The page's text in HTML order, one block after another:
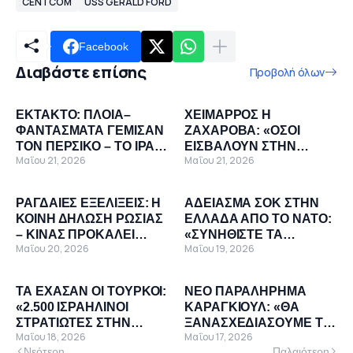
Facebook
Διαβάστε επίσης Προβολή όλων
ΕΚΤΑΚΤΟ: ΠΛΟΙΑ–
ΦΑΝΤΑΣΜΑΤΑ ΓΕΜΙΣΑΝ
ΤΟΝ ΠΕΡΣΙΚΟ – ΤΟ ΙΡΑΝ
ΕΚΛΕΙΣΕ ΤΟΝ ΕΝΑΕΡΙΟ
Μαΐου 21, 2026
ΧΕΙΜΑΡΡΟΣ Η
ΖΑΧΑΡΟΒΑ: «ΟΣΟΙ
ΕΙΣΒΑΛΟΥΝ ΣΤΗΝ
ΚΟΥΒΑ ΘΑ
ΜΗΝΥΜΑ ΣΤΙΣ ΗΠΑ
Μαΐου 21, 2026
ΡΑΓΔΑΙΕΣ ΕΞΕΛΙΞΕΙΣ: Η
ΚΟΙΝΗ ΔΗΛΩΣΗ ΡΩΣΙΑΣ
– ΚΙΝΑΣ ΠΡΟΚΑΛΕΙ
ΤΡΟΜΟ ΣΤΙΣ ΗΠΑ –
ΑΞΟΝΑ»
Μαΐου 20, 2026
ΑΔΕΙΑΣΜΑ ΣΟΚ ΣΤΗΝ
ΕΛΛΑΔΑ ΑΠΟ ΤΟ ΝΑΤΟ:
«ΣΥΝΗΘΙΣΤΕ ΤΑ
ΟΥΚΡΑΝΙΚΑ DRONES –
Μαΐου 19, 2026
ΤΑ ΕΧΑΣΑΝ ΟΙ ΤΟΥΡΚΟΙ:
«2.500 ΙΣΡΑΗΛΙΝΟΙ
ΣΤΡΑΤΙΩΤΕΣ ΣΤΗΝ
ΚΥΠΡΟ – ΜΑΣ
Μαΐου 18, 2026
ΝΕΟ ΠΑΡΑΛΗΡΗΜΑ
ΚΑΡΑΓΚΙΟΥΛ: «ΘΑ
ΞΑΝΑΣΧΕΔΙΑΣΟΥΜΕ ΤΑ
ΣΥΝΟΡΑ – Η “ΤΟΥΡΚΙΚΗ
Μαΐου 17, 2026